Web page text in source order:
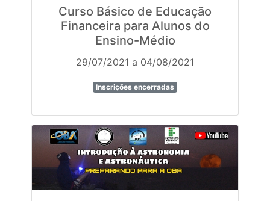
Curso Básico de Educação
Financeira para Alunos do
Ensino-Médio
29/07/2021 a 04/08/2021
Inscrições encerradas